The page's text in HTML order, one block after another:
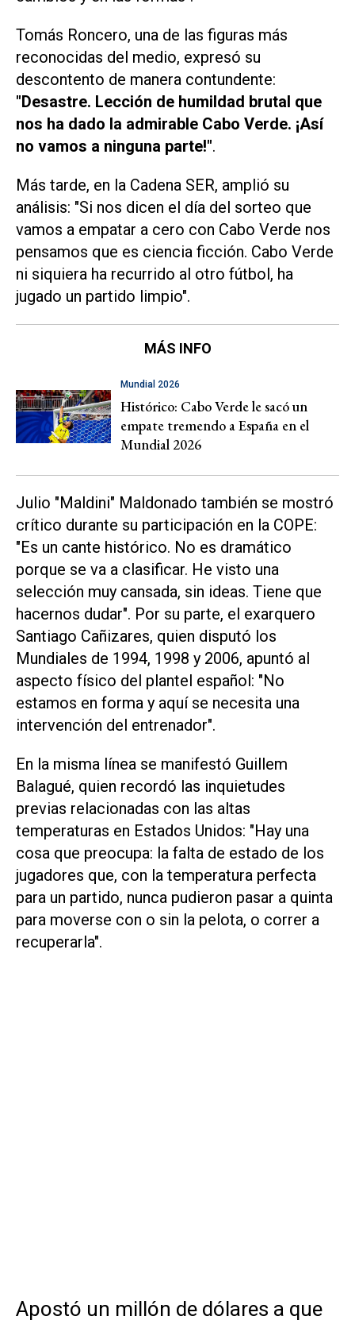
Tomás Roncero, una de las figuras más
reconocidas del medio, expresó su
descontento de manera contundente:
"Desastre. Lección de humildad brutal que
nos ha dado la admirable Cabo Verde. ¡Así
no vamos a ninguna parte!".
Más tarde, en la Cadena SER, amplió su
análisis: "Si nos dicen el día del sorteo que
vamos a empatar a cero con Cabo Verde nos
pensamos que es ciencia ficción. Cabo Verde
ni siquiera ha recurrido al otro fútbol, ha
jugado un partido limpio".
MÁS INFO
Mundial 2026
Histórico: Cabo Verde le sacó un
empate tremendo a España en el
Mundial 2026
Julio "Maldini" Maldonado también se mostró
crítico durante su participación en la COPE:
"Es un cante histórico. No es dramático
porque se va a clasificar. He visto una
selección muy cansada, sin ideas. Tiene que
hacernos dudar". Por su parte, el exarquero
Santiago Cañizares, quien disputó los
Mundiales de 1994, 1998 y 2006, apuntó al
aspecto físico del plantel español: "No
estamos en forma y aquí se necesita una
intervención del entrenador".
En la misma línea se manifestó Guillem
Balagué, quien recordó las inquietudes
previas relacionadas con las altas
temperaturas en Estados Unidos: "Hay una
cosa que preocupa: la falta de estado de los
jugadores que, con la temperatura perfecta
para un partido, nunca pudieron pasar a quinta
para moverse con o sin la pelota, o correr a
recuperarla".
Apostó un millón de dólares a que